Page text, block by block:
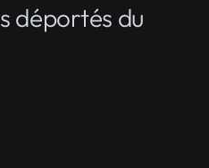
déportés du